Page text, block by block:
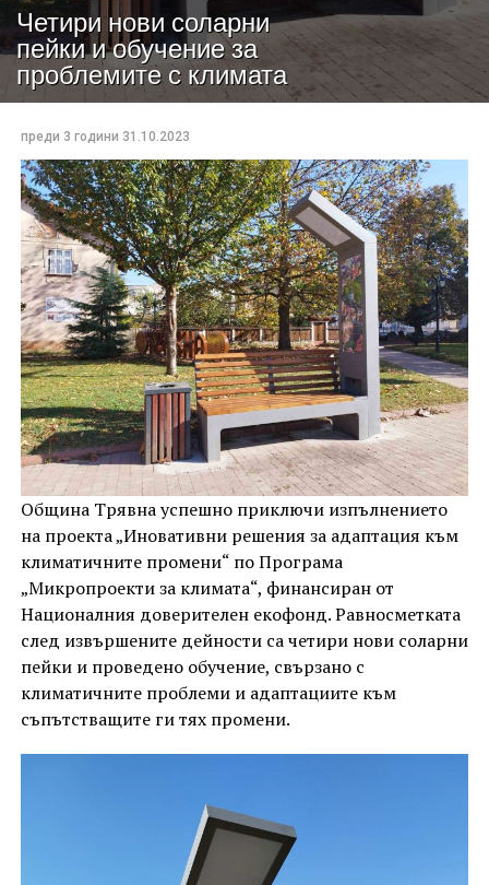
Четири нови соларни
пейки и обучение за
проблемите с климата
преди 3 години 31.10.2023
Община Трявна успешно приключи изпълнението
на проекта „Иновативни решения за адаптация към
климатичните промени“ по Програма
„Микропроекти за климата“, финансиран от
Националния доверителен екофонд. Равносметката
след извършените дейности са четири нови соларни
пейки и проведено обучение, свързано с
климатичните проблеми и адаптациите към
съпътстващите ги тях промени.